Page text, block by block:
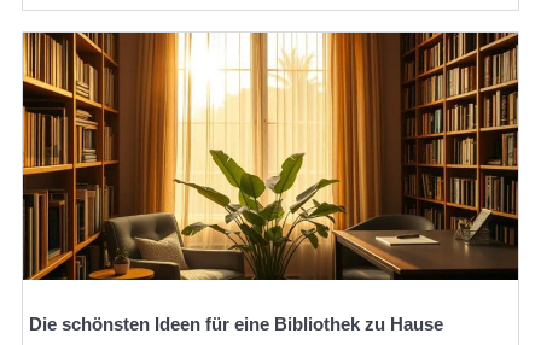
Die schönsten Ideen für eine Bibliothek zu Hause